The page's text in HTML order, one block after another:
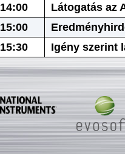
14:00
Látogatás az
15:00
15:30
Igény szerint